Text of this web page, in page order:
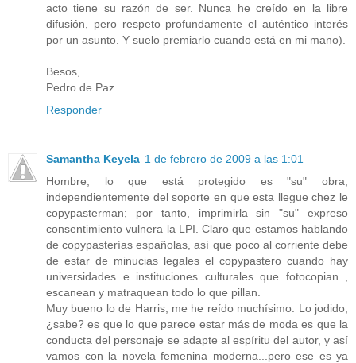
acto tiene su razón de ser. Nunca he creído en la libre
difusión, pero respeto profundamente el auténtico interés
por un asunto. Y suelo premiarlo cuando está en mi mano).
Besos,
Pedro de Paz
Responder
Samantha Keyela 1 de febrero de 2009 a las 1:01
Hombre, lo que está protegido es "su" obra,
independientemente del soporte en que esta llegue chez le
copypasterman; por tanto, imprimirla sin "su" expreso
consentimiento vulnera la LPI. Claro que estamos hablando
de copypasterías españolas, así que poco al corriente debe
de estar de minucias legales el copypastero cuando hay
universidades e instituciones culturales que fotocopian ,
escanean y matraquean todo lo que pillan.
Muy bueno lo de Harris, me he reído muchísimo. Lo jodido,
¿sabe? es que lo que parece estar más de moda es que la
conducta del personaje se adapte al espíritu del autor, y así
vamos con la novela femenina moderna...pero ese es ya